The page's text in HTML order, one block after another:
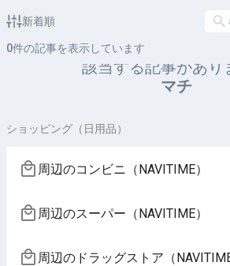
新着順
0件の記事を表示しています
該当する記事があり
マチ
ショッピング（日用品）
周辺のコンビニ（NAVITIME）
周辺のスーパー（NAVITIME）
周辺のドラッグストア（NAVITIME